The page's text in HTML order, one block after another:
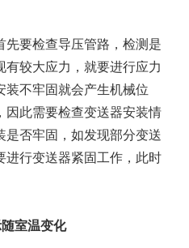
要检查导压管路，检测是
较大应力，就要进行应力
不牢固就会产生机械位
此需要检查变送器安装情
否牢固，如发现部分变送
行变送器紧固工作，此时
室温变化